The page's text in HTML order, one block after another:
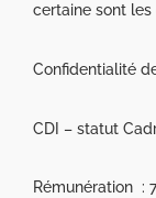
certaine sont
Confidentialité
CDI – statut
Rémunération :